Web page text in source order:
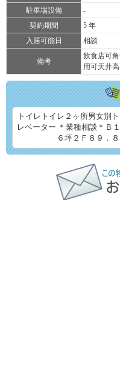
駐車場設備
-
契約期間
5 年
入居可能日
相談
備考
飲食店可
用可天井
トイレトイレ２ヶ所男女別
レベーター ＊業種相談＊Ｂ
６坪２Ｆ８９．